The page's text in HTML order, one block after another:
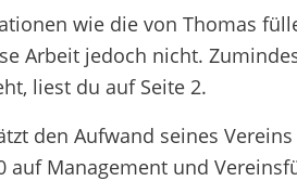
wie die von Thomas
Arbeit jedoch nicht.
liest du auf Seite 2.
den Aufwand seines
auf Management und